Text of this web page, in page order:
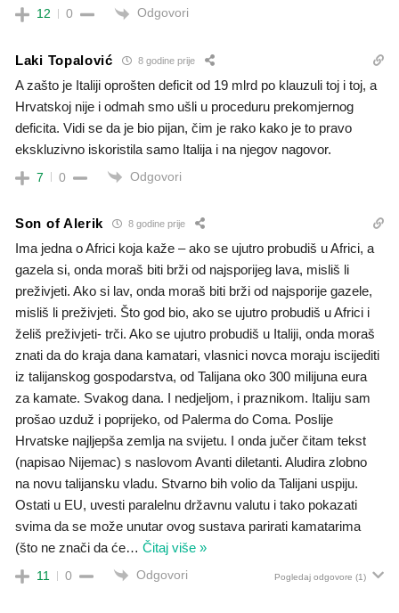
12 0 Odgovori
Laki Topalović 8 godine prije
A zašto je Italiji oprošten deficit od 19 mlrd po klauzuli toj i toj, a
Hrvatskoj nije i odmah smo ušli u proceduru prekomjernog
deficita. Vidi se da je bio pijan, čim je rako kako je to pravo
ekskluzivno iskoristila samo Italija i na njegov nagovor.
7 0 Odgovori
Son of Alerik 8 godine prije
Ima jedna o Africi koja kaže – ako se ujutro probudiš u Africi, a
gazela si, onda moraš biti brži od najsporijeg lava, misliš li
preživjeti. Ako si lav, onda moraš biti brži od najsporije gazele,
misliš li preživjeti. Što god bio, ako se ujutro probudiš u Africi i
želiš preživjeti- trči. Ako se ujutro probudiš u Italiji, onda moraš
znati da do kraja dana kamatari, vlasnici novca moraju iscijediti
iz talijanskog gospodarstva, od Talijana oko 300 milijuna eura
za kamate. Svakog dana. I nedjeljom, i praznikom. Italiju sam
prošao uzduž i poprijeko, od Palerma do Coma. Poslije
Hrvatske najljepša zemlja na svijetu. I onda jučer čitam tekst
(napisao Nijemac) s naslovom Avanti diletanti. Aludira zlobno
na novu talijansku vladu. Stvarno bih volio da Talijani uspiju.
Ostati u EU, uvesti paralelnu državnu valutu i tako pokazati
svima da se može unutar ovog sustava parirati kamatarima
(što ne znači da će… Čitaj više »
11 0 Odgovori Pogledaj odgovore (1)